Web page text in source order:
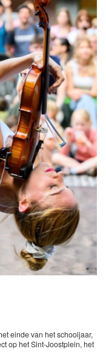
einde van het schooljaar,
op het Sint-Joostplein, het